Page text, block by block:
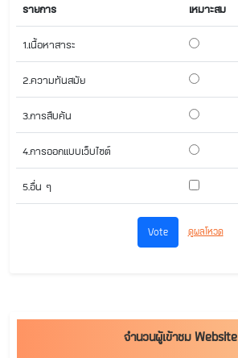
รายการ เหมาะสม
1.เนื้อหาสาระ
2.ความทันสมัย
3.การสืบค้น
4.การออกแบบเว็บไซต์
5.อื่น ๆ
ดูผลโหวด
จำนวนผู้เข้าชม Website